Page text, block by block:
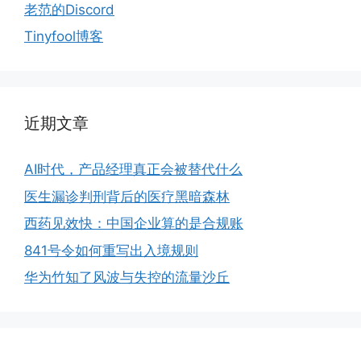
老范的Discord
Tinyfool博客
近期文章
AI时代，产品经理真正会被替代什么
医生漏诊判刑背后的医疗黑暗森林
西药见效快：中国企业算的是合规账
841号令如何重写出入境规则
华为竹知了风波与失控的流量沙丘